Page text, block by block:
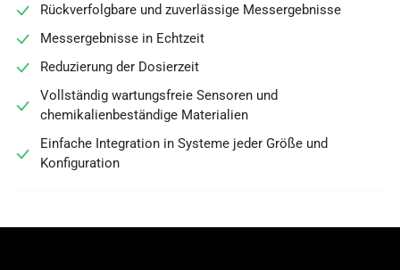
Rückverfolgbare und zuverlässige Messergebnisse
Messergebnisse in Echtzeit
Reduzierung der Dosierzeit
Vollständig wartungsfreie Sensoren und
chemikalienbeständige Materialien
Einfache Integration in Systeme jeder Größe und
Konfiguration